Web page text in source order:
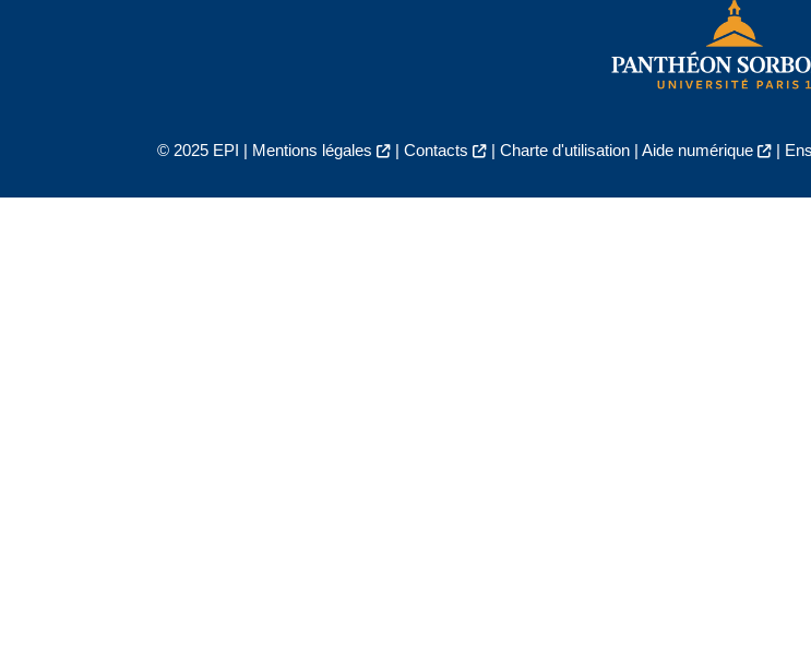
© 2025 EPI | Mentions légales | Contacts | Charte d'utilisation| Aide numérique |